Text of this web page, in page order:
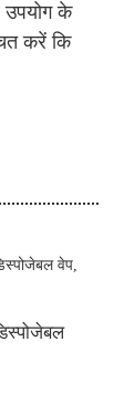
उपयोग के
करें कि